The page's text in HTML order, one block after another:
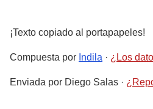
¡Texto copiado al portapapeles!
Compuesta por Indila · ¿Los
Enviada por Diego Salas ·